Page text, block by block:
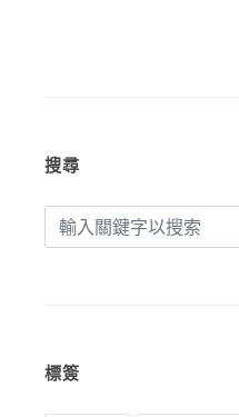
搜尋
標簽